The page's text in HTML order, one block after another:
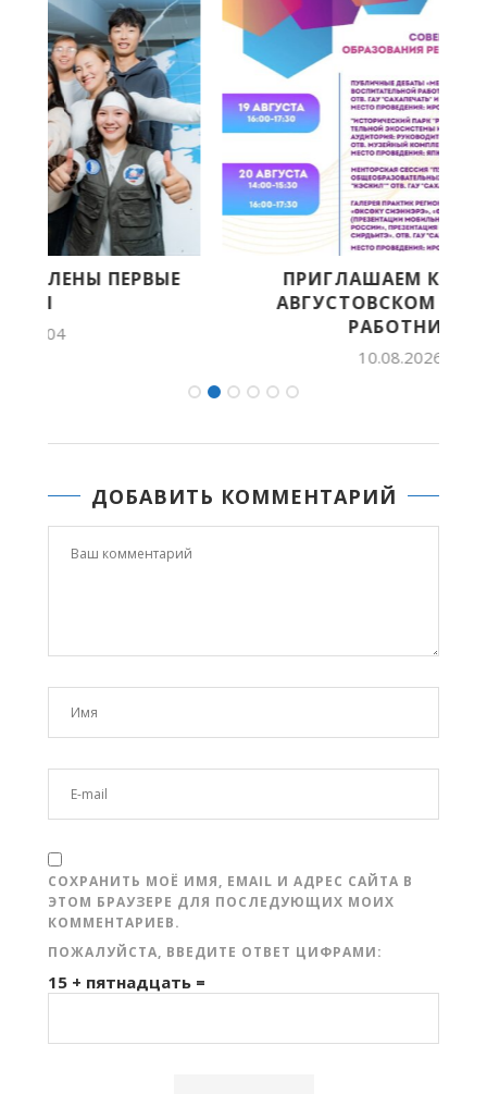
ПРИГЛАШАЕМ К УЧАСТИЮ В
АВГУСТОВСКОМ СОВЕЩАНИИ
ДОБАВИТЬ КОММЕНТАРИЙ
СОХРАНИТЬ МОЁ ИМЯ, EMAIL И АДРЕС САЙТА В
ЭТОМ БРАУЗЕРЕ ДЛЯ ПОСЛЕДУЮЩИХ МОИХ
КОММЕНТАРИЕВ.
ПОЖАЛУЙСТА, ВВЕДИТЕ ОТВЕТ ЦИФРАМИ:
15 + пятнадцать =